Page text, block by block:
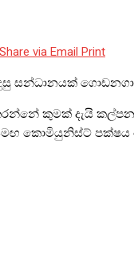
Share via Email Print
සන්ධානයක්
කුමක් දැයි
කොමියුනිස්ට්